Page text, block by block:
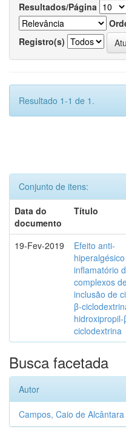
Resultados/Página
Registro(s)
Resultado 1-1 de 1.
Conjunto de itens:
Data do
documento
Título
19-Fev-2019
Efeito anti-
inflamatório
complexos
inclusão de
β-
hidroxipropil-
ciclodextrina
Busca facetada
Autor
Campos, Caio de Alcântara